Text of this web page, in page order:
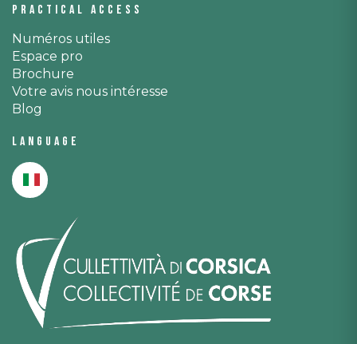
Practical access
Numéros utiles
Espace pro
Brochure
Votre avis nous intéresse
Blog
Language